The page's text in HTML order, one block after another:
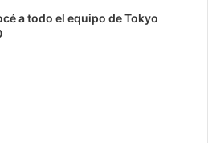
a todo el equipo de Tokyo